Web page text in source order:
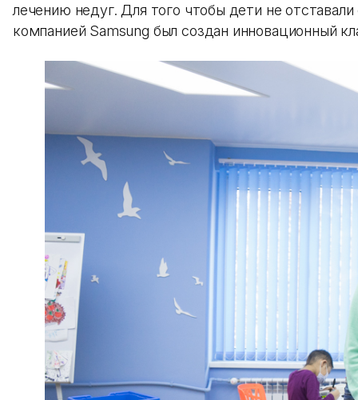
лечению недуг. Для того чтобы дети не
компанией Samsung был создан инновационный